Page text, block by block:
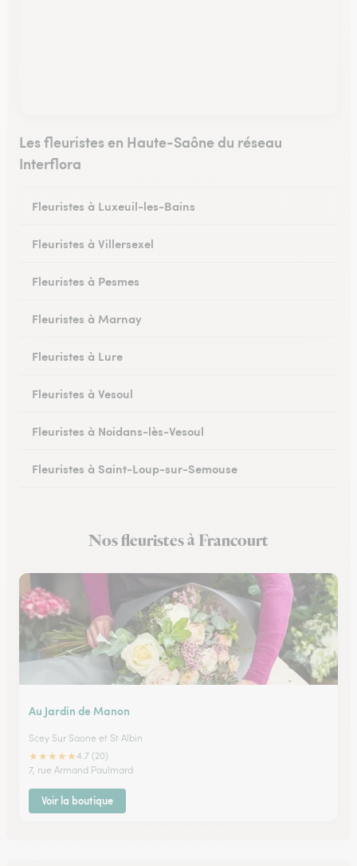
Les fleuristes en Haute-Saône du réseau
Interflora
Fleuristes à Luxeuil-les-Bains
Fleuristes à Villersexel
Fleuristes à Pesmes
Fleuristes à Marnay
Fleuristes à Lure
Fleuristes à Vesoul
Fleuristes à Noidans-lès-Vesoul
Fleuristes à Saint-Loup-sur-Semouse
Fleuristes à Scey-sur-Saône-et-Saint-Albin
Nos fleuristes à Francourt
Au Jardin de Manon
Scey Sur Saone et St Albin
★★★★★4.7 (20)
7, rue Armand Paulmard
Voir la boutique